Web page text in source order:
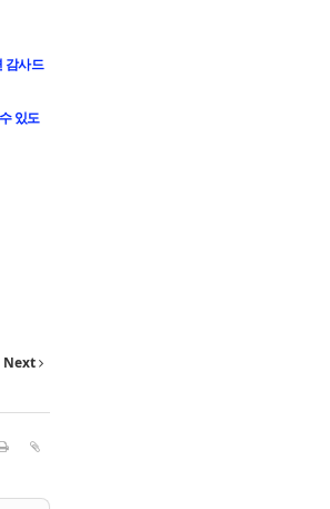
감사드
있도
Next